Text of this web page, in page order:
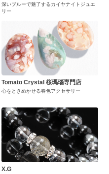
深いブルーで魅了するカイヤナイトジュエ
リー
Tomato Crystal 桜瑪瑙専門店
心をときめかせる春色アクセサリー
X.G